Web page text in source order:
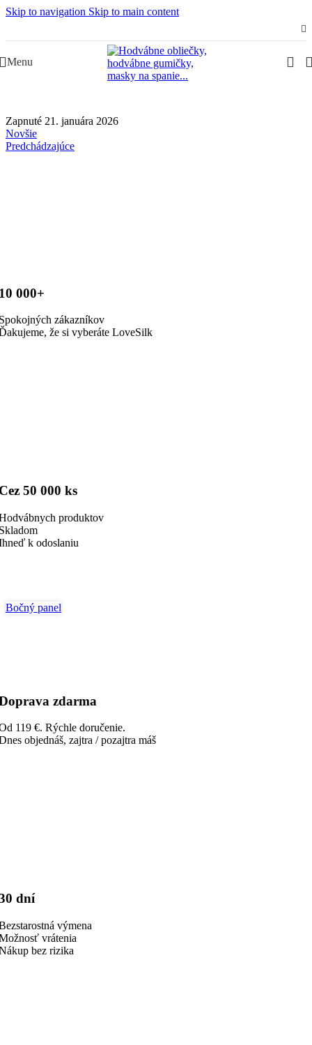
Skip to navigation Skip to main content
Menu
Zapnuté 21. januára 2026
Novšie
Predchádzajúce
000+
zákazníkov
že si vyberáte LoveSilk
50 000 ks
produktov
k odoslaniu
zdarma
119 €. Rýchle doručenie.
objednáš, zajtra / pozajtra máš
dní
výmena
vrátenia
bez rizika
Bočný panel